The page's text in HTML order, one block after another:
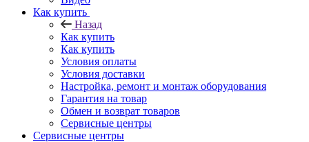
Как купить
Назад
Как купить
Как купить
Условия оплаты
Условия доставки
Настройка, ремонт и монтаж оборудования
Гарантия на товар
Обмен и возврат товаров
Сервисные центры
Сервисные центры